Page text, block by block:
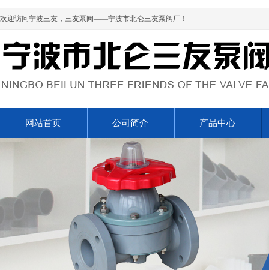
欢迎访问宁波三友，三友泵阀——宁波市北仑三友泵阀厂！
网站首页 公司简介 产品中心